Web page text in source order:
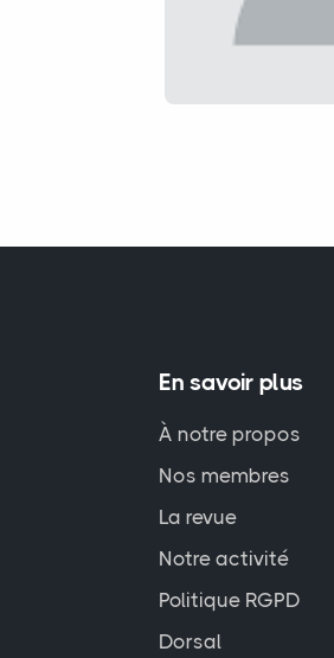
En savoir plus
À notre propos
Nos membres
La revue
Notre activité
Politique RGPD
Dorsal